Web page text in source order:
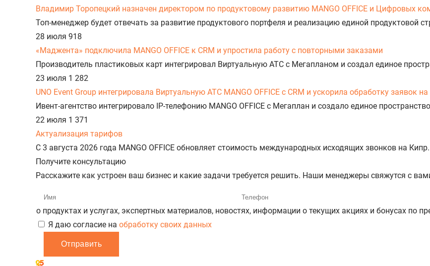
Владимир Торопецкий назначен директором по продуктовому развитию MANGO OFFICE и Цифровых
Топ-менеджер будет отвечать за развитие продуктового портфеля и реализацию единой продуктовой
28 июля 918
«Маджента» подключила MANGO OFFICE к CRM и упростила работу с повторными заказами
Производитель пластиковых карт интегрировал Виртуальную АТС с Мегапланом и создал единое
23 июля 1 282
UNO Event Group интегрировала Виртуальную АТС MANGO OFFICE с CRM и ускорила обработку заявок на
Ивент-агентство интегрировало IP-телефонию MANGO OFFICE с Мегаплан и создало единое
22 июля 1 371
Актуализация тарифов
С 3 августа 2026 года MANGO OFFICE обновляет стоимость международных исходящих звонков на Кипр.
Получите консультацию
Расскажите как устроен ваш бизнес и какие задачи требуется решить. Наши менеджеры свяжутся с
о продуктах и услугах, экспертных материалов, новостях, информации о текущих акциях и бонусах по
Я даю согласие на обработку своих данных
Отправить